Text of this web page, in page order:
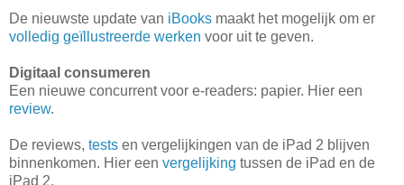
De nieuwste update van iBooks maakt het mogelijk om er
volledig geïllustreerde werken voor uit te geven.
Digitaal consumeren
Een nieuwe concurrent voor e-readers: papier. Hier een
review.
De reviews, tests en vergelijkingen van de iPad 2 blijven
binnenkomen. Hier een vergelijking tussen de iPad en de
iPad 2.